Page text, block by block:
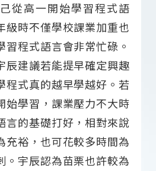
高一開始學習程式語
級時不僅學校課業加重也
習程式語言會非常忙碌。
辰建議若能提早確定興趣
程式真的越早學越好。若
始學習，課業壓力不大時
言的基礎打好，相對來說
充裕，也可花較多時間為
。宇辰認為苗栗也許較為